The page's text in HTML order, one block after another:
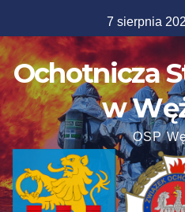
to
content
7 sierpnia
Ochotnicza
w
OSP